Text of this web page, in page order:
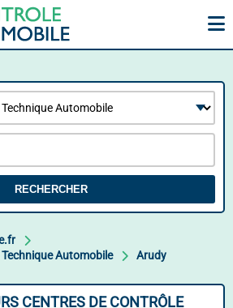
RECHERCHER
Automobile
Arudy
CENTRES DE CONTRÔLE